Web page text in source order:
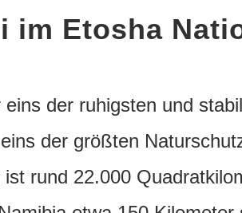
im Etosha
der ruhigsten und
der größten
ist rund 22.000